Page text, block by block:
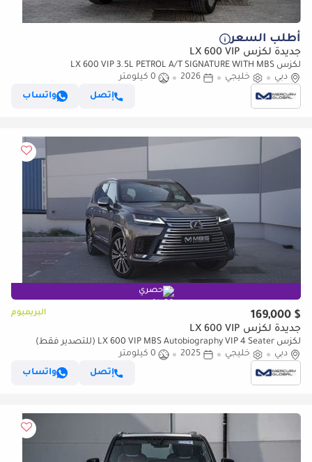
أطلب السعر
جديدة لكزس LX 600 VIP
لكزس LX 600 VIP 3.5L PETROL A/T SIGNATURE WITH MBS
AUTOBIOGRAPHY VIP SEATS (للتصدير فقط)
دبي خليجي 2026
0 كيلومتر
إتصل
واتساب
حصري
$ 169,000 البريميوم
جديدة لكزس LX 600 VIP
لكزس LX 600 VIP MBS Autobiography VIP 4 Seater (للتصدير فقط)
دبي
خليجي 2025
0 كيلومتر
إتصل
واتساب